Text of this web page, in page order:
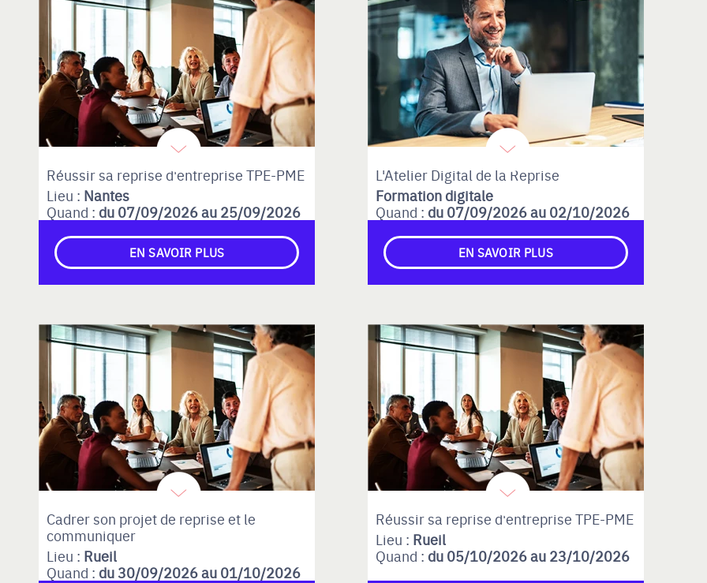
Réussir sa reprise d'entreprise TPE-PME
Lieu : Nantes
Quand : du 07/09/2026 au 25/09/2026
EN SAVOIR PLUS
L'Atelier Digital de la Reprise
Formation digitale
Quand : du 07/09/2026 au 02/10/2026
EN SAVOIR PLUS
Cadrer son projet de reprise et le
communiquer
Lieu : Rueil
Quand : du 30/09/2026 au 01/10/2026
Réussir sa reprise d'entreprise TPE-PME
Lieu : Rueil
Quand : du 05/10/2026 au 23/10/2026